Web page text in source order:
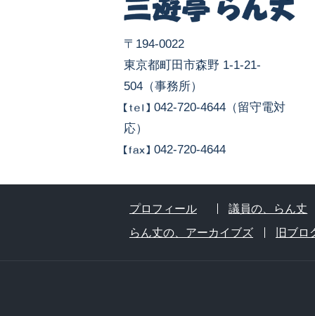
〒194-0022
東京都町田市森野 1-1-21-
504（事務所）
042-720-4644（留守電対
応）
042-720-4644
プロフィール
議員の、らん丈
らん丈の、アーカイブズ
旧ブロ